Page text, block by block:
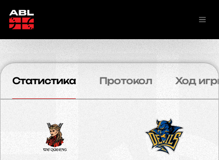
Статистика Протокол Ход